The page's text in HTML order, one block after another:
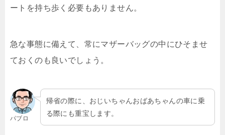
ートを持ち歩く必要もありません。
急な事態に備えて、常にマザーバッグの中にひそませ
ておくのも良いでしょう。
パブロ
帰省の際に、おじいちゃんおばあちゃんの車に乗
る際にも重宝します。